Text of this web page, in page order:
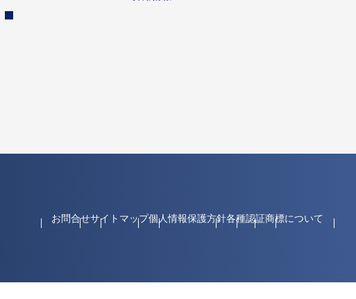
お問合せサイトマップ個人情報保護方針各種認証商標について